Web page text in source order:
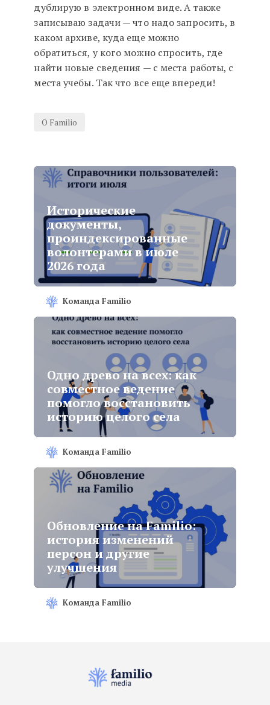
дублирую в электронном виде. А также
записываю задачи — что надо запросить, в
каком архиве, куда еще можно
обратиться, у кого можно спросить, где
найти новые сведения — с места работы, с
места учебы. Так что все еще впереди!
О Familio
Исторические
документы,
проиндексированные
волонтерами в июле
2026 года
Команда Familio
Одно древо на всех: как
совместное ведение
помогло восстановить
историю целого села
Команда Familio
Обновление на Familio:
история изменений
персон и другие
улучшения
Команда Familio